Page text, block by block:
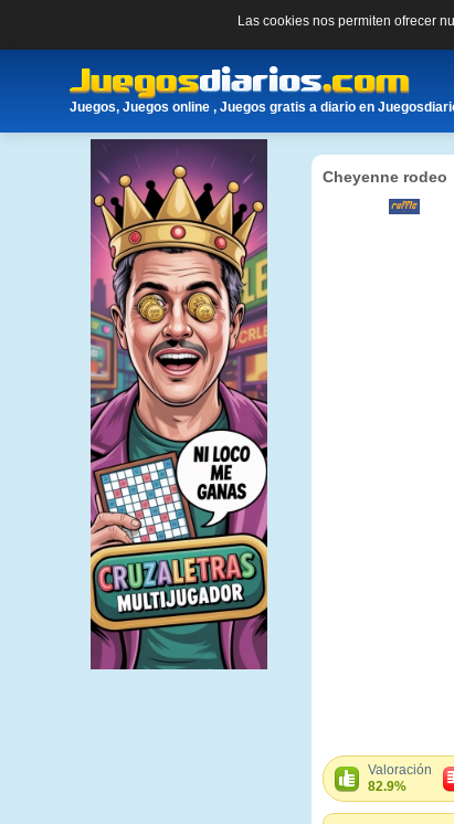
Las cookies nos permiten ofrecer
Juegos, Juegos online , Juegos gratis a diario en
Cheyenne rodeo
Valoración
82.9%